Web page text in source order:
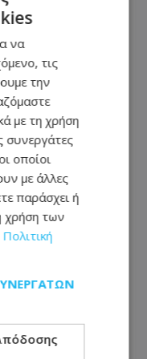
ΕΟΑ Αμμοχώστου
για την Έξυπνη
ξέσπασε
είναι
να
τις
την
με τη χρήση
συνεργάτες
οποίοι
με άλλες
παράσχει ή
χρήση των
Πολιτική